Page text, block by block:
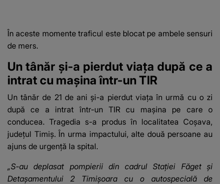
În aceste momente traficul este blocat pe ambele sensuri
de mers.
Un tânăr și-a pierdut viața după ce a
intrat cu mașina într-un TIR
Un tânăr de 21 de ani și-a pierdut viața în urmă cu o zi
după ce a intrat într-un TIR cu mașina pe care o
conducea. Tragedia s-a produs în localitatea Coșava,
județul Timiș. În urma impactului, alte două persoane au
ajuns de urgență la spital.
„S-au deplasat pompierii din cadrul Stației Făget și
Detașamentului 2 Timișoara cu o autospecială de